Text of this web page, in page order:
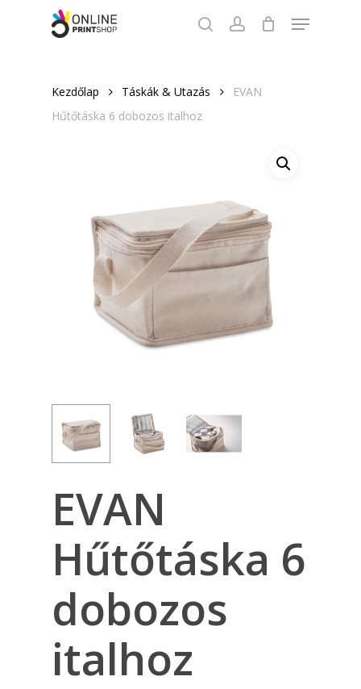
searchaccount
Menu
Kezdőlap Táskák & Utazás
EVAN
Hűtőtáska 6 dobozos italhoz
EVAN
Hűtőtáska 6
dobozos
italhoz